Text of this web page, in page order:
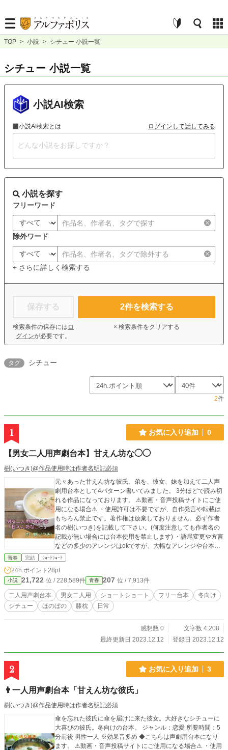
TOP > 小説 > シチュー 小説一覧
シチュー 小説一覧
小説AI検索
小説AI検索とは ログインして話してみる
小説を探す
フリーワード
除外ワード
+ さらに詳しく検索する
保存する
検索条件の保存には ロ
グインが必要です。
2件を検索する
× 検索条件をクリアする
タグ シチュー
2件
1 お気に入り追加 0
【男女二人用声劇台本】甘えん坊な◯◯
樹(いつき)@作品使用時は作者名明記必須
元々あった甘えん坊な彼氏、弟を、彼女、妹を加えて二人声
劇用台本として4パターン書いてみました。 3分ほどで読み切
れる作品になっております。 ⚠動画・音声投稿サイトにご使
用になる場合⚠ ・使用許可は不要ですが、自作発言や転載は
もちろん禁止です。著作権は放棄しておりません。必ず作者
名の樹(いつき)を記載して下さい。(何度注意しても作者名の
記載が無い場合には台本使用を禁止します) ・語尾変更や方言
などの多少のアレンジはokですが、大幅なアレンジや台本の
世界観をぶち壊すようなアレンジやエフェクトなどはご遠慮
ご覧下さい。(近況ボードにも載せました)
青春 完結 ｼｮｰﾄｼｮｰﾄ
24h.ポイント 28pt
小説 21,722 位 / 228,589件 青春 207 位 / 7,913件
二人用声劇台本 男女二人用 ショートショート フリー台本
冬向け
シチュー
ほのぼの 膝枕 日常
感想数 0
文字数 4,208
最終更新日 2023.12.12
登録日 2023.12.12
2 お気に入り追加 3
👨一人用声劇台本「甘えん坊な彼氏」
樹(いつき)@作品使用時は作者名明記必須
傘を忘れた彼氏に傘を届けに来た彼女。大好きなシチューに
大喜びの彼氏。冬向けの台本。 ジャンル：恋愛 所要時間：5
分前後 男性一人 ※効果音多め ◆こちらは声劇用台本になり
ます。 ⚠動画・音声投稿サイトにご使用になる場合⚠ ・使用